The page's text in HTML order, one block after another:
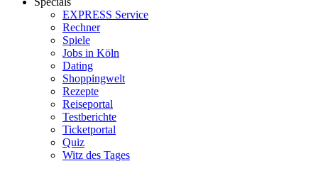
EXPRESS Service
Rechner
Spiele
Jobs in Köln
Dating
Shoppingwelt
Rezepte
Reiseportal
Testberichte
Ticketportal
Quiz
Witz des Tages